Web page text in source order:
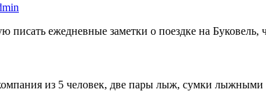
ежедневные заметки о поездке на
из 5 человек, две пары лыж, сумки